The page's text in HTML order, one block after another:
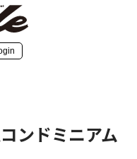
ンドミニアム